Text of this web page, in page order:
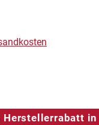
von 5 von 5
Herstellerrabatt